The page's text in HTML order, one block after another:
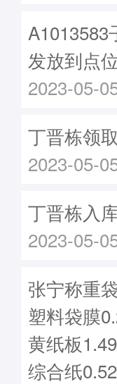
发放到点位
2023-05-
丁晋栋领
2023-05-
丁晋栋入
2023-05-
张宁称重
塑料袋膜
黄纸板
综合纸